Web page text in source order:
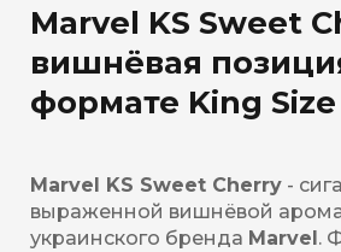
Marvel KS Sweet
вишнёвая
формате King Size
Marvel KS Sweet Cherry -
выраженной вишнёвой
украинского бренда Marvel .